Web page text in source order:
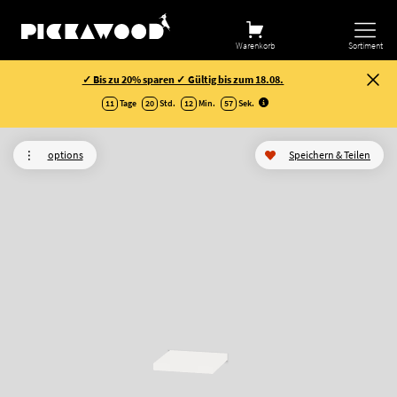
Warenkorb Sortiment
✓ Bis zu 20% sparen ✓ Gültig bis zum 18.08.
11 Tage 20 Std. 12 Min. 57 Sek.
options Speichern & Teilen